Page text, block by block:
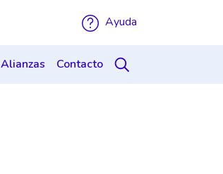
Ayuda
Alianzas Contacto